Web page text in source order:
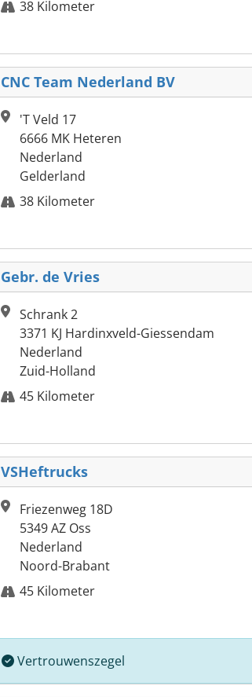
38 Kilometer
CNC Team Nederland BV
'T Veld 17
6666 MK Heteren
Nederland
Gelderland
38 Kilometer
Gebr. de Vries
Schrank 2
3371 KJ Hardinxveld-Giessendam
Nederland
Zuid-Holland
45 Kilometer
VSHeftrucks
Friezenweg 18D
5349 AZ Oss
Nederland
Noord-Brabant
45 Kilometer
Vertrouwenszegel